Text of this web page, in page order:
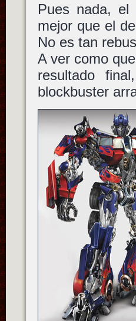
Pues nada, el
mejor que el de
No es tan
A ver como
resultado
blockbuster